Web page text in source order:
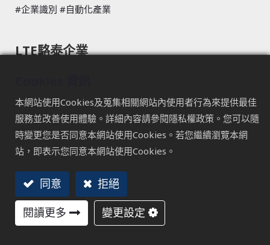
#企業識別 #自動化產業
LTE駱泰企業
深耕化工產業四十餘年，駱泰始終守著創業之初的信念。
面對市場變化與產業挑戰，他們選擇以韌性回應，以專業持
續前行。
這份不服輸，不是逞強，而是對服務品質與客戶承諾的堅
本網站使用Cookies及蒐集相關網站內使用者行為來提供最佳
服務並改善使用體驗。詳細內容請參閱隱私權政策。您可以隨
時變更您是否同意本網站使用Cookies。若您繼續瀏覽本網
站，即表示您同意本網站使用Cookies。
同意
拒絕
閱讀更多
變更設定